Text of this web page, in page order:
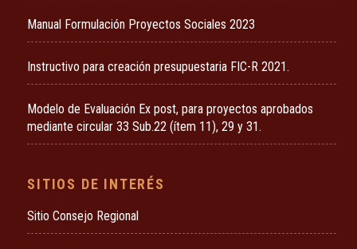
Manual Formulación Proyectos Sociales 2023
Instructivo para creación presupuestaria FIC-R 2021.
Modelo de Evaluación Ex post, para proyectos aprobados
mediante circular 33 Sub.22 (ítem 11), 29 y 31.
SITIOS DE INTERÉS
Sitio Consejo Regional